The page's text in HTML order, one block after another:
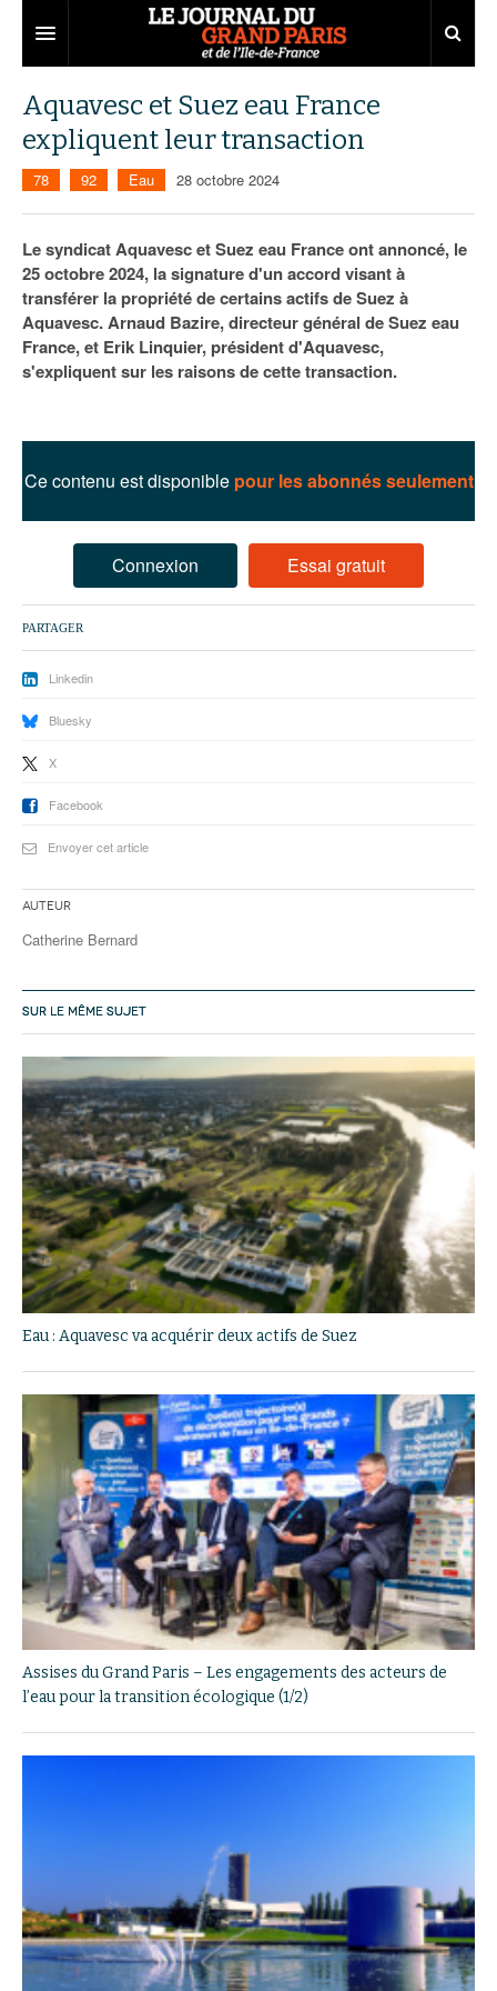
Territoires
Aménagement
Institutions
Services urbains
Entreprises
Emploi
Attractivité
Innovation
75
77
94
95
Carnet
Nominations
Les Assises du Grand Paris
Éditions précédentes
Le podcast
Aquavesc et Suez eau France
expliquent leur transaction
78 92 Eau 28 octobre 2024
Le syndicat Aquavesc et Suez eau France ont annoncé, le
25 octobre 2024, la signature d'un accord visant à
transférer la propriété de certains actifs de Suez à
Aquavesc. Arnaud Bazire, directeur général de Suez eau
France, et Erik Linquier, président d'Aquavesc,
s'expliquent sur les raisons de cette transaction.
Ce contenu est disponible pour les abonnés seulement
Connexion Essai gratuit
PARTAGER
Linkedin
Bluesky
X
Facebook
Envoyer cet article
Auteur
Catherine Bernard
SUR LE MÊME SUJET
Eau : Aquavesc va acquérir deux actifs de Suez
Assises du Grand Paris – Les engagements des acteurs de
l’eau pour la transition écologique (1/2)